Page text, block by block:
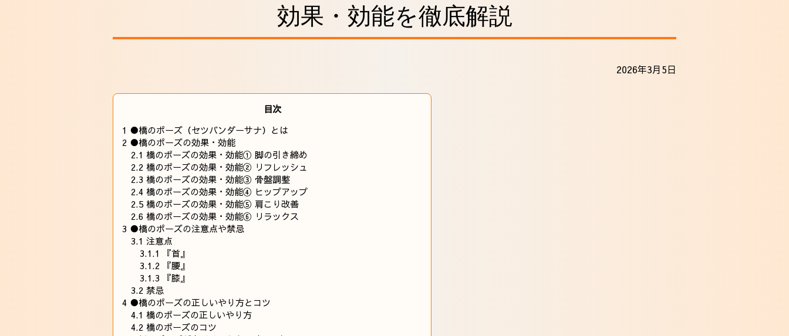
効果・効能を徹底解説
2026年3月5日
目次
1 ●橋のポーズ（セツバンダーサナ）とは
2 ●橋のポーズの効果・効能
2.1 橋のポーズの効果・効能① 脚の引き締め
2.2 橋のポーズの効果・効能② リフレッシュ
2.3 橋のポーズの効果・効能③ 骨盤調整
2.4 橋のポーズの効果・効能④ ヒップアップ
2.5 橋のポーズの効果・効能⑤ 肩こり改善
2.6 橋のポーズの効果・効能⑥ リラックス
3 ●橋のポーズの注意点や禁忌
3.1 注意点
3.1.1
『首』
3.1.2 『腰』
3.1.3 『膝』
3.2 禁忌
4 ●橋のポーズの正しいやり方とコツ
4.1 橋のポーズの正しいやり方
4.2 橋のポーズのコツ